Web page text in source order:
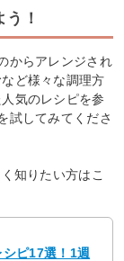
！
からアレンジされ
ど様々な調理方
気のレシピを参
試してみてくださ
知りたい方はこ
ピ17選！1週